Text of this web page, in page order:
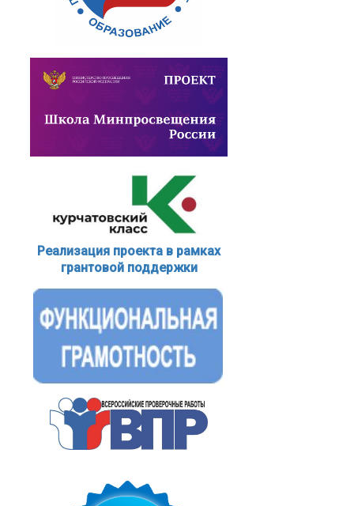
Реализация проекта в рамках
грантовой поддержки